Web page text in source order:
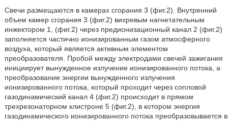
Свечи размещаются в камерах сгорания 3 (фиг.2). Внутренний
объем камер сгорания 3 (фиг.2) вихревым нагнетательным
инжектором 1, (фиг.2) через предионизационный канал 2 (фиг.2)
заполняется частично ионизированным газом атмосферного
воздуха, который является активным элементом
преобразователя. Пробой между электродами свечей зажигания
инициирует вынужденное излучение ионизированного потока, а
преобразование энергии вынужденного излучения
ионизированного потока, который проходит через сопловой
газодинамический канал 4 (фиг.2) происходит в прямом
трехрезонаторном клистроне 5 (фиг.2), в котором энергия
газодинамического ионизированного потока преобразовывается в